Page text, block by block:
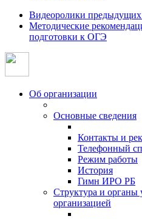
Видеоролики предыдущих
Методические
подготовки к ОГЭ
Об организации
Основные сведения
Контакты и
Телефонный
Режим работы
История
Гимн ИРО РБ
Структура и органы
организацией